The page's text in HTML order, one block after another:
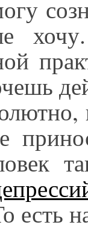
есть